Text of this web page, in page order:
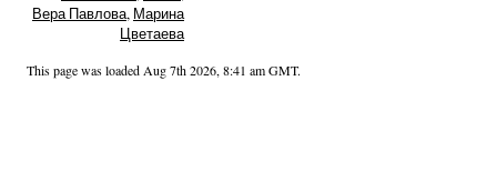
Вера Павлова, Марина
Цветаева
This page was loaded Aug 7th 2026, 8:41 am GMT.